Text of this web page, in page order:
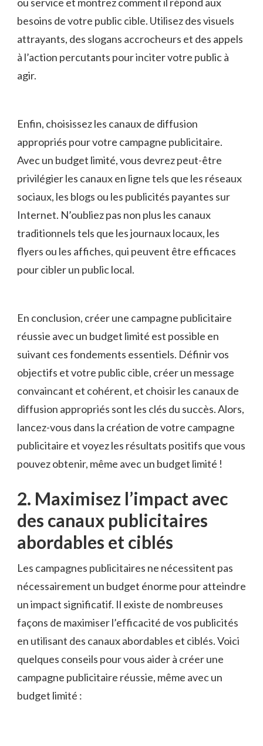
besoins de votre public cible. Utilisez​ des visuels
attrayants, des ‍slogans ⁢accrocheurs et ⁣des appels
à l’action percutants pour inciter votre⁤ public à
agir.
Enfin, choisissez les canaux‍ de ⁤diffusion
⁤appropriés pour votre campagne​ publicitaire.
Avec ‍un ⁤budget limité, vous devrez‌ peut-être
privilégier les canaux en ligne ⁤tels que les réseaux
sociaux, les​ blogs ou les publicités payantes sur
Internet. N’oubliez pas non‌ plus ⁣les canaux⁤
traditionnels tels que les ⁣journaux⁤ locaux, les
⁣flyers ou ⁣les affiches, qui ‍peuvent être efficaces
pour⁤ cibler ‍un public local.
En conclusion, créer une campagne publicitaire
réussie ​avec un budget limité​ est ⁣possible en‍
suivant ces fondements essentiels.⁣ Définir vos
objectifs et votre public cible, créer ⁣un message
convaincant ‌et‌ cohérent,⁤ et ⁣choisir les canaux de
diffusion appropriés sont⁤ les clés du succès. Alors,
⁣lancez-vous dans la⁤ création de ⁤votre campagne
⁣publicitaire⁢ et voyez les ​résultats positifs que vous⁣
pouvez obtenir, même avec un budget⁣ limité !
2. Maximisez l’impact avec
des canaux publicitaires
abordables et ciblés
Les campagnes publicitaires ne nécessitent pas
nécessairement un budget énorme pour atteindre
un impact significatif. Il existe⁣ de ⁣nombreuses
façons ⁣de maximiser l’efficacité de vos publicités
en utilisant‌ des canaux ⁣abordables et ciblés. Voici
quelques conseils pour vous aider à créer une
campagne publicitaire ⁤réussie, même avec‌ un
budget limité :